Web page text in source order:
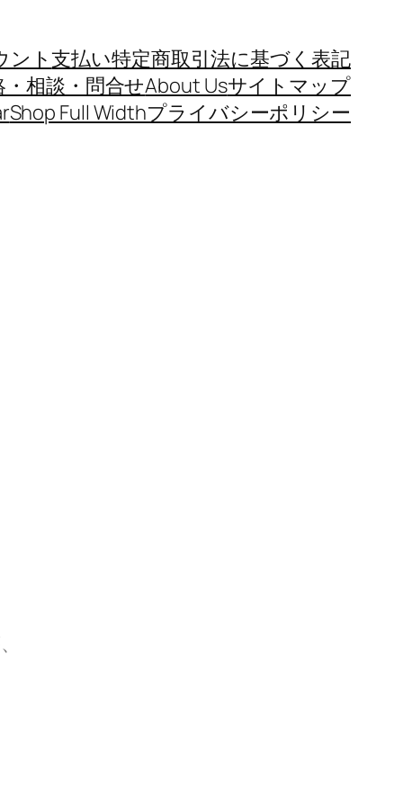
ント支払い特定商取引法に基づく表記
・相談・問合せAbout Usサイトマップ
Shop Full Widthプライバシーポリシー